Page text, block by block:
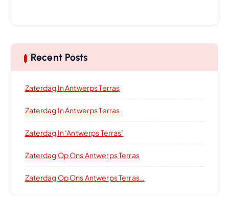
Recent Posts
Zaterdag In Antwerps Terras
Zaterdag In Antwerps Terras
Zaterdag In ‘Antwerps Terras’
Zaterdag Op Ons Antwerps Terras
Zaterdag Op Ons Antwerps Terras…